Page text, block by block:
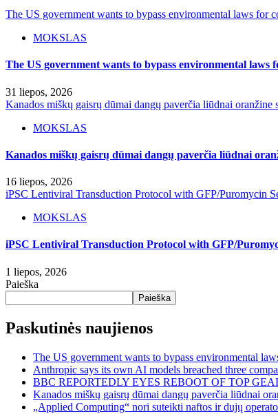
The US government wants to bypass environmental laws for
MOKSLAS
The US government wants to bypass environmental laws
31 liepos, 2026
Kanados miškų gaisrų dūmai dangų paverčia liūdnai
MOKSLAS
Kanados miškų gaisrų dūmai dangų paverčia liūdnai
16 liepos, 2026
iPSC Lentiviral Transduction Protocol with GFP/Puromycin
MOKSLAS
iPSC Lentiviral Transduction Protocol with GFP/
1 liepos, 2026
Paieška
Paieška
Paskutinės naujienos
The US government wants to bypass environmental
Anthropic says its own AI models breached three
BBC REPORTEDLY EYES REBOOT OF TOP
Kanados miškų gaisrų dūmai dangų paverčia liūdnai
„Applied Computing“ nori suteikti naftos ir dujų